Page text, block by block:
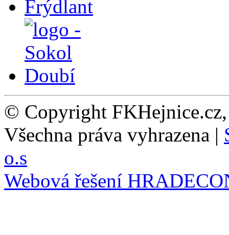
© Copyright
Všechna práva vyhrazena |
o.s
Webová řešení